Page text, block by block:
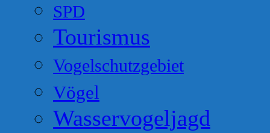
SPD
Tourismus
Vogelschutzgebiet
Vögel
Wasservogeljagd